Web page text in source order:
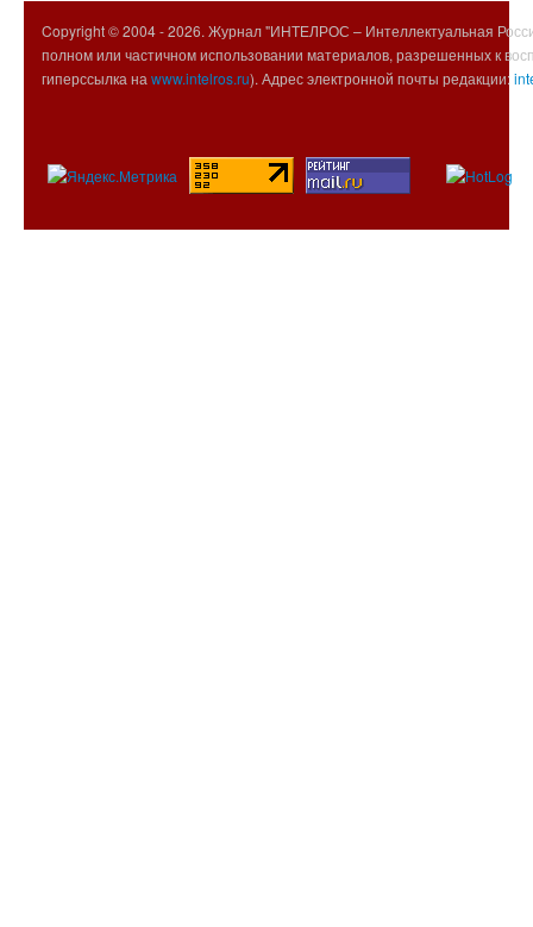
Copyright © 2004 -2026. Журнал "ИНТЕЛРОС – Интеллектуальная
полном или частичном использовании материалов, разрешенных к
гиперссылка на www.intelros.ru). Адрес электронной почты редакции: